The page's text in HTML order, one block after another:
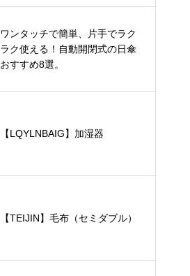
ワンタッチで簡単、片手でラク
ラク使える！自動開閉式の日傘
おすすめ8選。
【LQYLNBAIG】加湿器
【TEIJIN】毛布（セミダブル）